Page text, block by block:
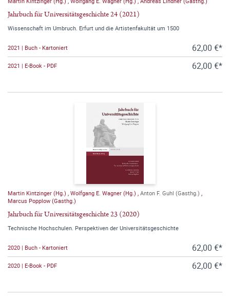
Jahrbuch für Universitätsgeschichte 24 (2021)
Wissenschaft im Umbruch. Erfurt und die Artistenfakultät um 1500
2021 | Buch - Kartoniert 62,00 €*
2021 | E-Book - PDF 62,00 €*
Martin Kintzinger (Hg.) Wolfgang E. Wagner (Hg.) Anton F. Guhl (Gasthg.)
Marcus Popplow (Gasthg.)
Jahrbuch für Universitätsgeschichte 23 (2020)
Technische Hochschulen. Perspektiven der Universitätsgeschichte
2020 | Buch - Kartoniert 62,00 €*
2020 | E-Book - PDF 62,00 €*